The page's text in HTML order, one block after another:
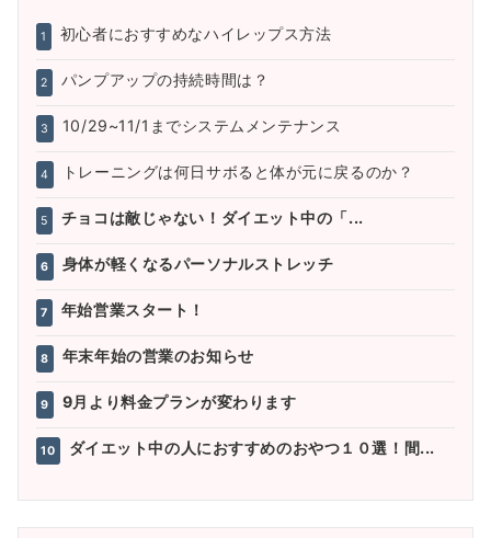
1 初心者におすすめなハイレップス方法
2 パンプアップの持続時間は？
3 10/29~11/1までシステムメンテナンス
4 トレーニングは何日サボると体が元に戻るのか？
5 チョコは敵じゃない！ダイエット中の「...
6 身体が軽くなるパーソナルストレッチ
7 年始営業スタート！
8 年末年始の営業のお知らせ
9 9月より料金プランが変わります
10 ダイエット中の人におすすめのおやつ１０選！間...